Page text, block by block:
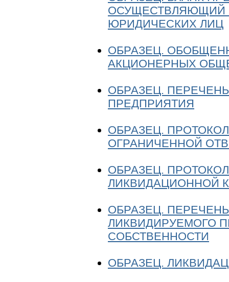
ОСУЩЕСТВЛЯЮЩИЙ
ЮРИДИЧЕСКИХ ЛИЦ
ОБРАЗЕЦ.
АКЦИОНЕРНЫХ
ОБРАЗЕЦ.
ПРЕДПРИЯТИЯ
ОБРАЗЕЦ.
ОГРАНИЧЕННОЙ
ОБРАЗЕЦ.
ЛИКВИДАЦИОННОЙ
ОБРАЗЕЦ.
ЛИКВИДИРУЕМОГО
СОБСТВЕННОСТИ
ОБРАЗЕЦ.